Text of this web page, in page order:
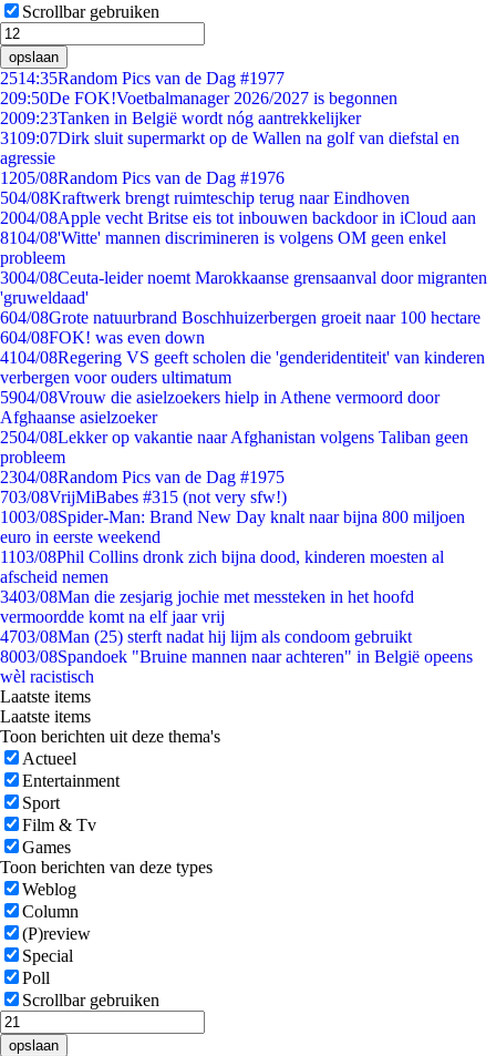
Scrollbar gebruiken
opslaan
2514:35Random Pics van de Dag #1977
209:50De FOK!Voetbalmanager 2026/2027 is begonnen
2009:23Tanken in België wordt nóg aantrekkelijker
3109:07Dirk sluit supermarkt op de Wallen na golf van diefstal en
agressie
1205/08Random Pics van de Dag #1976
504/08Kraftwerk brengt ruimteschip terug naar Eindhoven
2004/08Apple vecht Britse eis tot inbouwen backdoor in iCloud aan
8104/08'Witte' mannen discrimineren is volgens OM geen enkel
probleem
3004/08Ceuta-leider noemt Marokkaanse grensaanval door migranten
'gruweldaad'
604/08Grote natuurbrand Boschhuizerbergen groeit naar 100 hectare
604/08FOK! was even down
4104/08Regering VS geeft scholen die 'genderidentiteit' van kinderen
verbergen voor ouders ultimatum
5904/08Vrouw die asielzoekers hielp in Athene vermoord door
Afghaanse asielzoeker
2504/08Lekker op vakantie naar Afghanistan volgens Taliban geen
probleem
2304/08Random Pics van de Dag #1975
703/08VrijMiBabes #315 (not very sfw!)
1003/08Spider-Man: Brand New Day knalt naar bijna 800 miljoen
euro in eerste weekend
1103/08Phil Collins dronk zich bijna dood, kinderen moesten al
afscheid nemen
3403/08Man die zesjarig jochie met messteken in het hoofd
vermoordde komt na elf jaar vrij
4703/08Man (25) sterft nadat hij lijm als condoom gebruikt
8003/08Spandoek "Bruine mannen naar achteren" in België opeens
wèl racistisch
Laatste items
Laatste items
Toon berichten uit deze thema's
Actueel
Entertainment
Sport
Film & Tv
Games
Toon berichten van deze types
Weblog
Column
(P)review
Special
Poll
Scrollbar gebruiken
opslaan